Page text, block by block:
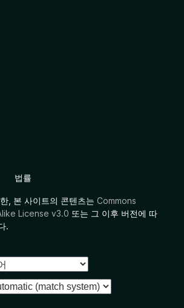
법률
, 본 사이트의 콘텐츠는 Commons
License v3.0 또는 그 이후 버전에 따
.